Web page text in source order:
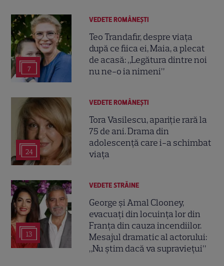
7
VEDETE ROMÂNEŞTI
Teo Trandafir, despre viața
după ce fiica ei, Maia, a plecat
de acasă: „Legătura dintre noi
nu ne-o ia nimeni”
24
VEDETE ROMÂNEŞTI
Tora Vasilescu, apariție rară la
75 de ani. Drama din
adolescență care i-a schimbat
viața
13
VEDETE STRĂINE
George și Amal Clooney,
evacuați din locuința lor din
Franța din cauza incendiilor.
Mesajul dramatic al actorului:
„Nu știm dacă va supraviețui”